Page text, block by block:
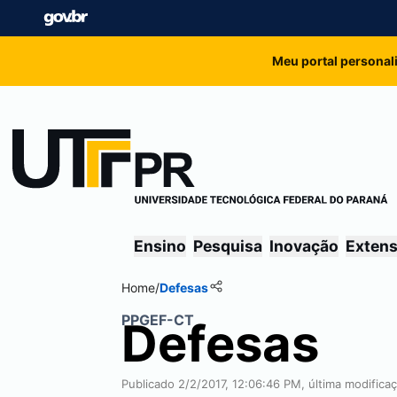
Meu portal
Ensino Pesquisa Inovação
Home/Defesas
PPGEF-CT
Defesas
Publicado 2/2/2017, 12:06:46 PM, última